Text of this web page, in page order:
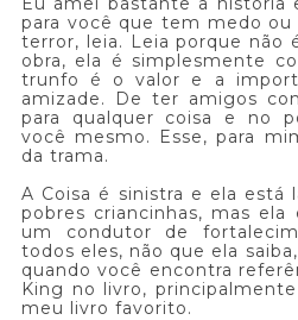
para você que tem medo
terror, leia. Leia porque não
obra, ela é simplesmente
trunfo é o valor e a
amizade. De ter amigos
para qualquer coisa e no
você mesmo. Esse, para
da trama.
A Coisa é sinistra e ela está
pobres criancinhas, mas
um condutor de
todos eles, não que ela
quando você encontra
King no livro,
meu livro favorito.